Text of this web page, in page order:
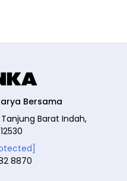
Bersama
Barat Indah,
8870